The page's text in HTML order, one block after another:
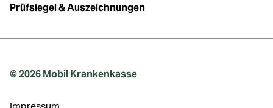
Prüfsiegel & Auszeichnungen
© 2026 Mobil Krankenkasse